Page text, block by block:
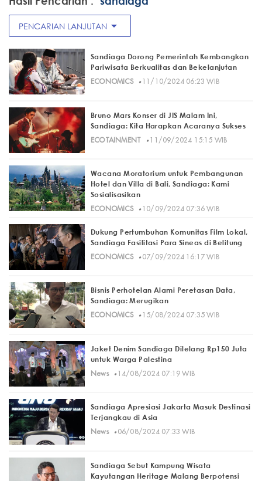
PENCARIAN LANJUTAN arrow_drop_down
Sandiaga Dorong Pemerintah Kembangkan
Pariwisata Berkualitas dan Bekelanjutan
ECONOMICS· 11/10/2024 06:23 WIB
Bruno Mars Konser di JIS Malam Ini,
Sandiaga: Kita Harapkan Acaranya Sukses
ECOTAINMENT
· 11/09/2024 15:15 WIB
Wacana Moratorium untuk Pembangunan
Hotel dan Villa di Bali, Sandiaga: Kami
Sosialisasikan
ECONOMICS· 10/09/2024 07:36 WIB
Dukung Pertumbuhan Komunitas Film Lokal,
Sandiaga Fasilitasi Para Sineas di Belitung
ECONOMICS· 07/09/2024 16:17 WIB
Bisnis Perhotelan Alami Peretasan Data,
Sandiaga: Merugikan
ECONOMICS· 15/08/2024 07:35 WIB
Jaket Denim Sandiaga Dilelang Rp150 Juta
untuk Warga Palestina
News· 14/08/2024 07:19 WIB
Sandiaga Apresiasi Jakarta Masuk Destinasi
Terjangkau di Asia
News· 06/08/2024 07:33 WIB
Sandiaga Sebut Kampung Wisata
Kayutangan Heritage Malang Berpotensi